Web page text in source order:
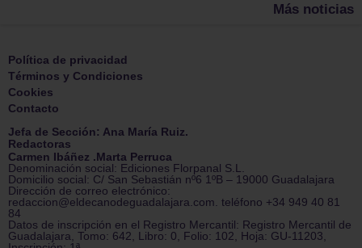
Más noticias
Política de privacidad
Términos y Condiciones
Cookies
Contacto
Jefa de Sección: Ana María Ruiz.
Redactoras
Carmen Ibáñez .Marta Perruca
Denominación social: Ediciones Florpanal S.L.
Domicilio social: C/ San Sebastián nº6 1ºB – 19000 Guadalajara
Dirección de correo electrónico:
redaccion@eldecanodeguadalajara.com. teléfono +34 949 40 81
84
Datos de inscripción en el Registro Mercantil: Registro Mercantil de
Guadalajara, Tomo: 642, Libro: 0, Folio: 102, Hoja: GU-11203,